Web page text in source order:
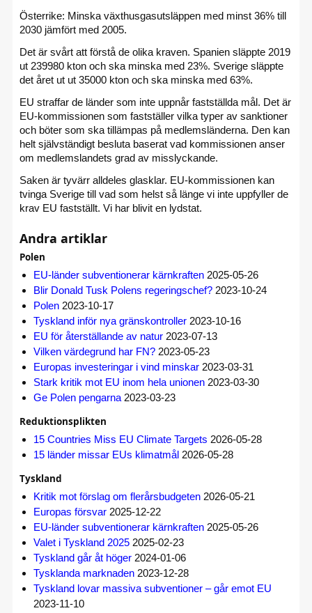
Österrike: Minska växthusgasutsläppen med minst 36% till
2030 jämfört med 2005.
Det är svårt att förstå de olika kraven. Spanien släppte 2019
ut 239980 kton och ska minska med 23%. Sverige släppte
det året ut ut 35000 kton och ska minska med 63%.
EU straffar de länder som inte uppnår fastställda mål. Det är
EU-kommissionen som fastställer vilka typer av sanktioner
och böter som ska tillämpas på medlemsländerna. Den kan
helt självständigt besluta baserat vad kommissionen anser
om medlemslandets grad av misslyckande.
Saken är tyvärr alldeles glasklar. EU-kommissionen kan
tvinga Sverige till vad som helst så länge vi inte uppfyller de
krav EU fastställt. Vi har blivit en lydstat.
Andra artiklar
Polen
EU-länder subventionerar kärnkraften 2025-05-26
Blir Donald Tusk Polens regeringschef? 2023-10-24
Polen 2023-10-17
Tyskland inför nya gränskontroller 2023-10-16
EU för återställande av natur 2023-07-13
Vilken värdegrund har FN? 2023-05-23
Europas investeringar i vind minskar 2023-03-31
Stark kritik mot EU inom hela unionen 2023-03-30
Ge Polen pengarna 2023-03-23
Reduktionsplikten
15 Countries Miss EU Climate Targets 2026-05-28
15 länder missar EUs klimatmål 2026-05-28
Tyskland
Kritik mot förslag om flerårsbudgeten 2026-05-21
Europas försvar 2025-12-22
EU-länder subventionerar kärnkraften 2025-05-26
Valet i Tyskland 2025 2025-02-23
Tyskland går åt höger 2024-01-06
Tysklanda marknaden 2023-12-28
Tyskland lovar massiva subventioner – går emot EU
2023-11-10